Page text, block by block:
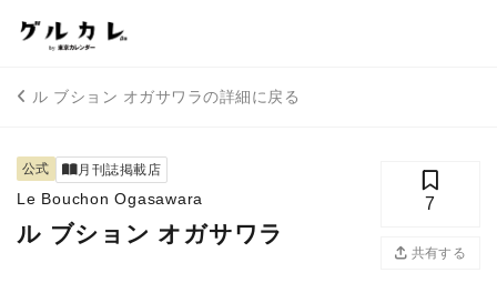
ル ブション オガサワラの詳細に戻る
公式 月刊誌掲載店
Le Bouchon Ogasawara
ル ブション オガサワラ
7
共有する